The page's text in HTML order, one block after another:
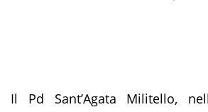
Il Pd Sant’Agata Militello,